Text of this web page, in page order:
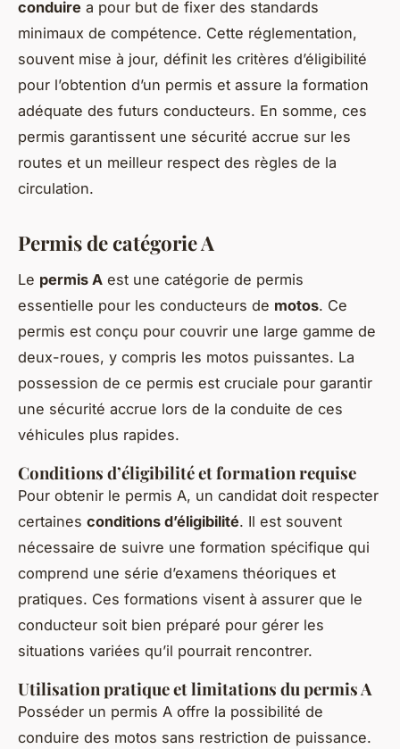
conduire a pour but de fixer des standards
minimaux de compétence. Cette réglementation,
souvent mise à jour, définit les critères d’éligibilité
pour l’obtention d’un permis et assure la formation
adéquate des futurs conducteurs. En somme, ces
permis garantissent une sécurité accrue sur les
routes et un meilleur respect des règles de la
circulation.
Permis de catégorie A
Le permis A est une catégorie de permis
essentielle pour les conducteurs de motos. Ce
permis est conçu pour couvrir une large gamme de
deux-roues, y compris les motos puissantes. La
possession de ce permis est cruciale pour garantir
une sécurité accrue lors de la conduite de ces
véhicules plus rapides.
Conditions d’éligibilité et formation requise
Pour obtenir le permis A, un candidat doit respecter
certaines conditions d’éligibilité. Il est souvent
nécessaire de suivre une formation spécifique qui
comprend une série d’examens théoriques et
pratiques. Ces formations visent à assurer que le
conducteur soit bien préparé pour gérer les
situations variées qu’il pourrait rencontrer.
Utilisation pratique et limitations du permis A
Posséder un permis A offre la possibilité de
conduire des motos sans restriction de puissance.